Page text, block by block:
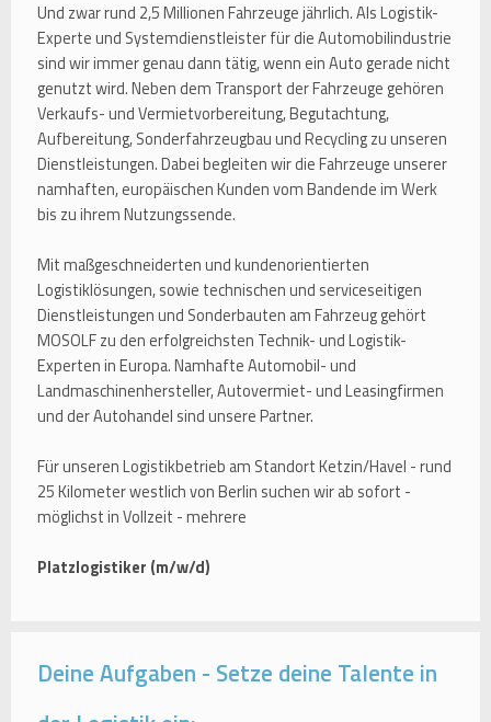
Und zwar rund 2,5 Millionen Fahrzeuge jährlich. Als Logistik-
Experte und Systemdienstleister für die Automobilindustrie
sind wir immer genau dann tätig, wenn ein Auto gerade nicht
genutzt wird. Neben dem Transport der Fahrzeuge gehören
Verkaufs- und Vermietvorbereitung, Begutachtung,
Aufbereitung, Sonderfahrzeugbau und Recycling zu unseren
Dienstleistungen. Dabei begleiten wir die Fahrzeuge unserer
namhaften, europäischen Kunden vom Bandende im Werk
bis zu ihrem Nutzungssende.
Mit maßgeschneiderten und kundenorientierten
Logistiklösungen, sowie technischen und serviceseitigen
Dienstleistungen und Sonderbauten am Fahrzeug gehört
MOSOLF zu den erfolgreichsten Technik- und Logistik-
Experten in Europa. Namhafte Automobil- und
Landmaschinenhersteller, Autovermiet- und Leasingfirmen
und der Autohandel sind unsere Partner.
Für unseren Logistikbetrieb am Standort Ketzin/Havel - rund
25 Kilometer westlich von Berlin suchen wir ab sofort -
möglichst in Vollzeit - mehrere
Platzlogistiker (m/w/d)
Deine Aufgaben - Setze deine Talente in